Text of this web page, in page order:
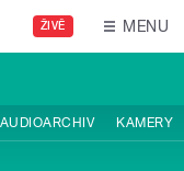
ŽIVĚ MENU
AUDIOARCHIV KAMERY